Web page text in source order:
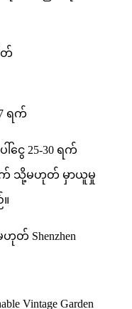
တ်
ရက်
ငွေ 25-30 ရက်
က် သို့မဟုတ် မှာယူမှု
တ် Shenzhen